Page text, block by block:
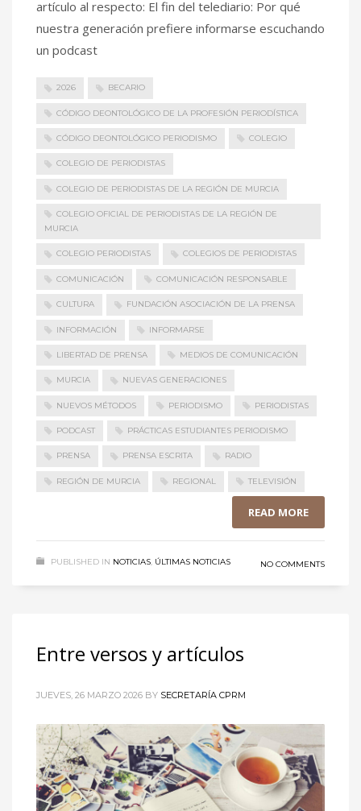
artículo al respecto: El fin del telediario: Por qué
nuestra generación prefiere informarse escuchando
un podcast
2026 BECARIO
CÓDIGO DEONTOLÓGICO DE LA PROFESIÓN PERIODÍSTICA
CÓDIGO DEONTOLÓGICO PERIODISMO COLEGIO
COLEGIO DE PERIODISTAS
COLEGIO DE PERIODISTAS DE LA REGIÓN DE MURCIA
COLEGIO OFICIAL DE PERIODISTAS DE LA REGIÓN DE
MURCIA
COLEGIO PERIODISTAS COLEGIOS DE PERIODISTAS
COMUNICACIÓN COMUNICACIÓN RESPONSABLE
CULTURA FUNDACIÓN ASOCIACIÓN DE LA PRENSA
INFORMACIÓN INFORMARSE
LIBERTAD DE PRENSA MEDIOS DE COMUNICACIÓN
MURCIA NUEVAS GENERACIONES
NUEVOS MÉTODOS PERIODISMO PERIODISTAS
PODCAST PRÁCTICAS ESTUDIANTES PERIODISMO
PRENSA PRENSA ESCRITA RADIO
REGIÓN DE MURCIA REGIONAL TELEVISIÓN
READ MORE
PUBLISHED IN NOTICIAS, ÚLTIMAS NOTICIAS NO COMMENTS
Entre versos y artículos
JUEVES, 26 MARZO 2026 BY SECRETARÍA CPRM